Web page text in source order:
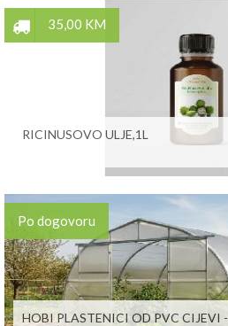
35,00 KM
RICINUSOVO ULJE,1L
Po dogovoru
HOBI PLASTENICI OD PVC CIJEVI -